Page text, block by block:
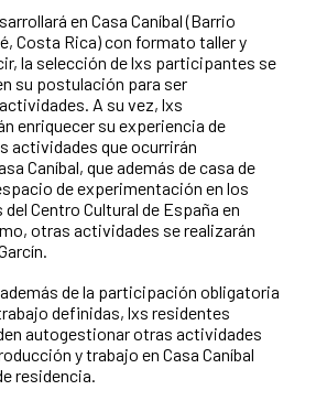
en Casa Caníbal (Barrio
Costa Rica) con formato taller y
la selección de lxs participantes se
su postulación para ser
A su vez, lxs
enriquecer su experiencia de
actividades que ocurrirán
Caníbal, que además de casa de
de experimentación en los
Centro Cultural de España en
otras actividades se realizarán
de la participación obligatoria
definidas, lxs residentes
autogestionar otras actividades
y trabajo en Casa Caníbal
residencia.